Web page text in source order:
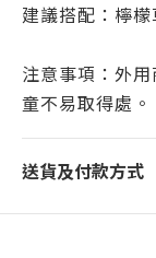
建議搭配：檸
注意事項：外
童不易取得處。
送貨及付款方式